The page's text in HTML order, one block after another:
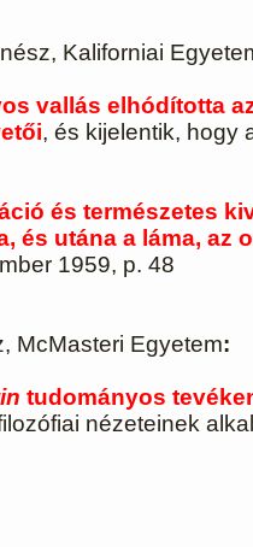
Kaliforniai
vallás elhódította
, és kijelentik, hogy
és természetes
és utána a láma,
1959, p. 48
McMasteri Egyetem:
tudományos
nézeteinek